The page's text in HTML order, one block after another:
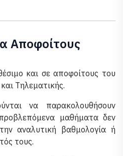
Αποφοίτους
και σε αποφοίτους του
Τηλεματικής.
να παρακολουθήσουν
μαθήματα δεν
αναλυτική βαθμολογία ή
τους.